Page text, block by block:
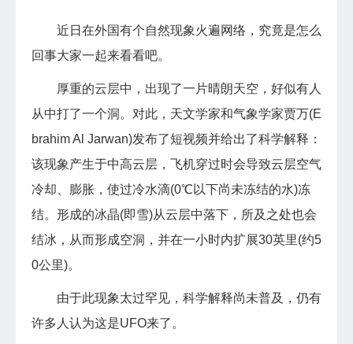
近日在外国有个自然现象火遍网络，究竟是怎么
回事大家一起来看看吧。
厚重的云层中，出现了一片晴朗天空，好似有人
从中打了一个洞。对此，天文学家和气象学家贾万(E
brahim Al Jarwan)发布了短视频并给出了科学解释：
该现象产生于中高云层，飞机穿过时会导致云层空气
冷却、膨胀，使过冷水滴(0℃以下尚未冻结的水)冻
结。形成的冰晶(即雪)从云层中落下，所及之处也会
结冰，从而形成空洞，并在一小时内扩展30英里(约5
0公里)。
由于此现象太过罕见，科学解释尚未普及，仍有
许多人认为这是UFO来了。